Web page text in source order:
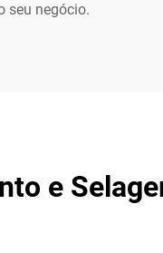
seu negócio.
e